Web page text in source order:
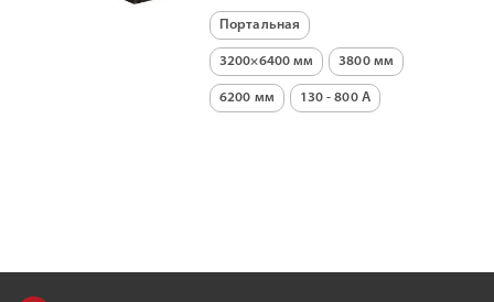
Портальная
3200×6400 мм 3800 мм
6200 мм 130 - 800 А